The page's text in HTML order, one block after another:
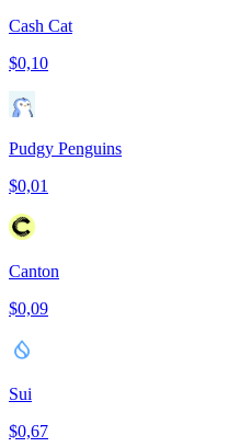
Cash Cat
$0,10
Pudgy Penguins
$0,01
Canton
$0,09
Sui
$0,67